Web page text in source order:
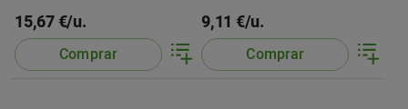
15,67 €/u.
Comprar
9,11 €/u.
Comprar